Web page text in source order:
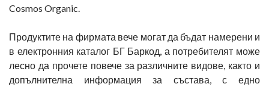
Cosmos Organic.
Продуктите на фирмата вече могат да бъдат намерени и
в електронния каталог БГ Баркод, а потребителят може
лесно да прочете повече за различните видове, както и
допълнителна информация за състава, с едно